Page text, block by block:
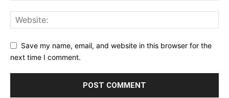
Save my name, email, and website in this browser for the
next time I comment.